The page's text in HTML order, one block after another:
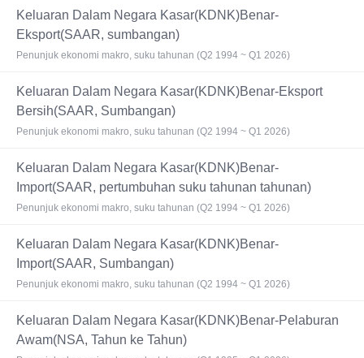
Keluaran Dalam Negara Kasar(KDNK)Benar-
Eksport(SAAR, sumbangan)
Penunjuk ekonomi makro, suku tahunan (Q2 1994 ~ Q1 2026)
Keluaran Dalam Negara Kasar(KDNK)Benar-Eksport
Bersih(SAAR, Sumbangan)
Penunjuk ekonomi makro, suku tahunan (Q2 1994 ~ Q1 2026)
Keluaran Dalam Negara Kasar(KDNK)Benar-
Import(SAAR, pertumbuhan suku tahunan tahunan)
Penunjuk ekonomi makro, suku tahunan (Q2 1994 ~ Q1 2026)
Keluaran Dalam Negara Kasar(KDNK)Benar-
Import(SAAR, Sumbangan)
Penunjuk ekonomi makro, suku tahunan (Q2 1994 ~ Q1 2026)
Keluaran Dalam Negara Kasar(KDNK)Benar-Pelaburan
Awam(NSA, Tahun ke Tahun)